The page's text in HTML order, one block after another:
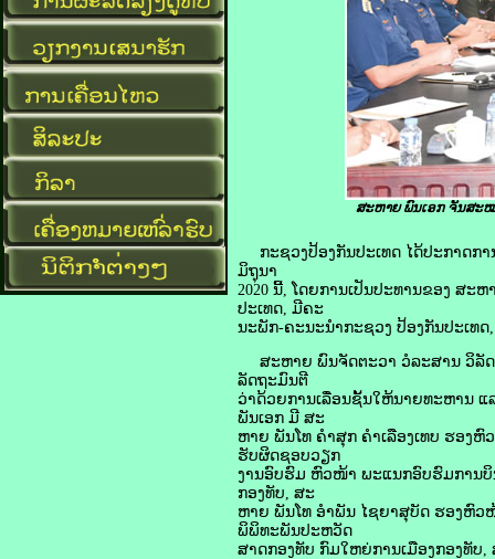
ສະຫາຍພົນເອກ ຈັນສະໝ
ກະຊວງປ້ອງກັນປະເທດ ໄດ້ປະກາດກາ
ມິຖຸນາ
2020 ນີ້, ໂດຍການເປັນປະທານຂອງ ສ
ປະເທດ, ມີຄະ
ນະພັກ-ຄະນະນຳກະຊວງ ປ້ອງກັນປະເທ
ສະຫາຍ ພົນຈັດຕະວາ ວໍລະສານ ວິລັດ
ລັດຖະມົນຕີ
ວ່າດ້ວຍການເລື່ອນຊັ້ນໃຫ້ນາຍທະຫານ
ພັນເອກ ມີ ສະ
ຫາຍ ພັນໂທ ຄໍາສຸກ ຄໍາເລືອງເທບ ຮອງ
ຮັບຜິດຊອບວຽກ
ງານອົບຮົມ ຫົວໜ້າ ພະແນກອົບຮົມການບິ
ກອງທັບ, ສະ
ຫາຍ ພັນໂທ ອໍາພັນ ໄຊຍາສຸບັດ ຮອງຫົ
ພິພິທະພັນປະຫວັດ
ສາດກອງທັບ ກົມໃຫຍ່ການເມືອງກອງທັບ